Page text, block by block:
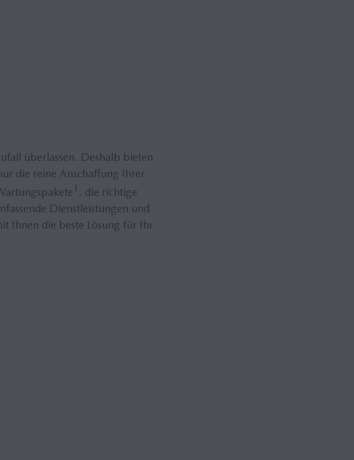
überlassen. Deshalb bieten
die reine Anschaffung Ihrer
1 , die richtige
Dienstleistungen und
Ihnen die beste Lösung für Ihr